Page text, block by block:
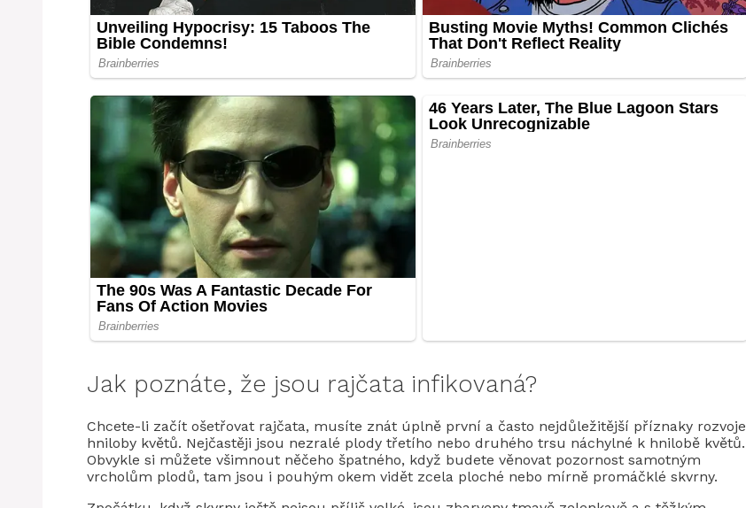
Jak poznáte, že jsou rajčata infikovaná?
Chcete-li začít ošetřovat rajčata, musíte znát úplně první a často nejdůležitější příznaky rozvoje
hniloby květů. Nejčastěji jsou nezralé plody třetího nebo druhého trsu náchylné k hnilobě květů.
Obvykle si můžete všimnout něčeho špatného, ​​když budete věnovat pozornost samotným
vrcholům plodů, tam jsou i pouhým okem vidět zcela ploché nebo mírně promáčklé skvrny.